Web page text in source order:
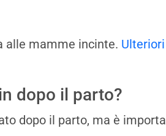
alle mamme incinte.
dopo il parto?
dopo il parto, ma è